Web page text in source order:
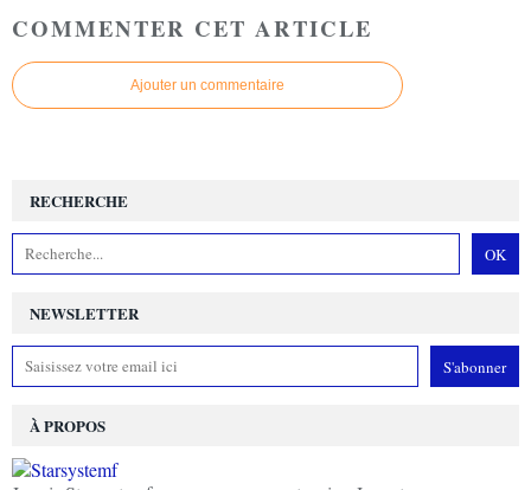
COMMENTER CET ARTICLE
Ajouter un commentaire
NEWSLETTER
RECHERCHE
À PROPOS